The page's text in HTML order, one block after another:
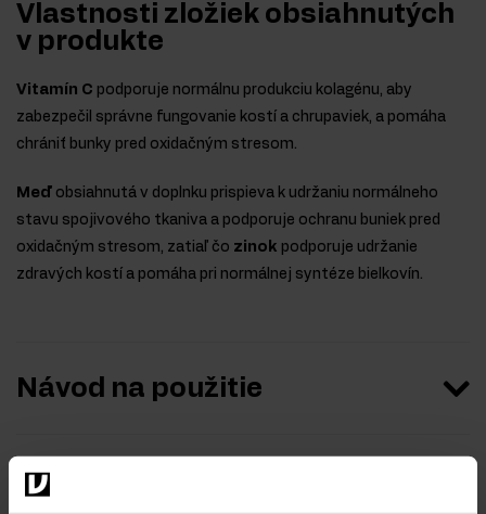
Vlastnosti zložiek obsiahnutých
v produkte
Vitamín C podporuje normálnu produkciu kolagénu, aby
zabezpečil správne fungovanie kostí a chrupaviek, a pomáha
chrániť bunky pred oxidačným stresom.
Meď obsiahnutá v doplnku prispieva k udržaniu normálneho
stavu spojivového tkaniva a podporuje ochranu buniek pred
oxidačným stresom, zatiaľ čo zinok podporuje udržanie
zdravých kostí a pomáha pri normálnej syntéze bielkovín.
Návod na použitie
Výživové informácie